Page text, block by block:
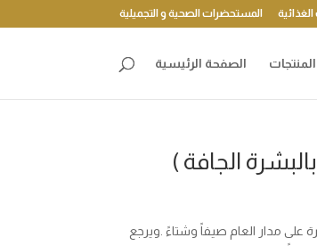
المستحضرات الصحية و التجميلية
الصفحة الرئيسية
الجافة )
مدار العام صيفاً وشتاءً .ويرجع